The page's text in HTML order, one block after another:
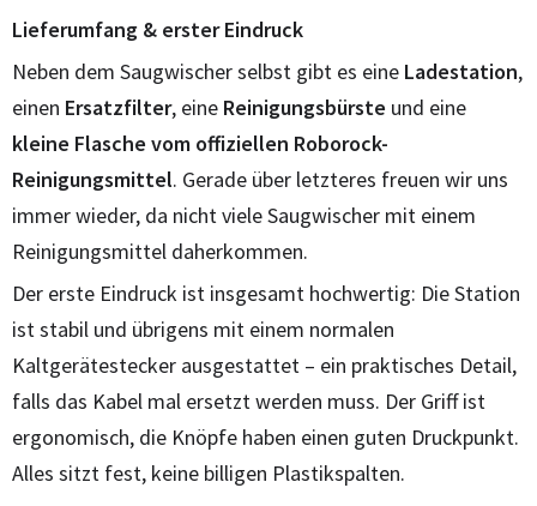
Lieferumfang & erster Eindruck
Neben dem Saugwischer selbst gibt es eine Ladestation,
einen Ersatzfilter, eine Reinigungsbürste und eine
kleine Flasche vom offiziellen Roborock-
Reinigungsmittel. Gerade über letzteres freuen wir uns
immer wieder, da nicht viele Saugwischer mit einem
Reinigungsmittel daherkommen.
Der erste Eindruck ist insgesamt hochwertig: Die Station
ist stabil und übrigens mit einem normalen
Kaltgerätestecker ausgestattet – ein praktisches Detail,
falls das Kabel mal ersetzt werden muss. Der Griff ist
ergonomisch, die Knöpfe haben einen guten Druckpunkt.
Alles sitzt fest, keine billigen Plastikspalten.